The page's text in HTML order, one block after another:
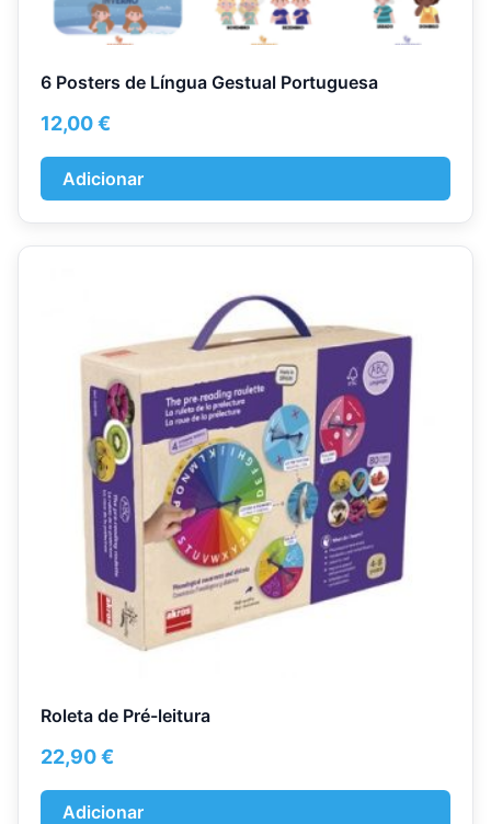
6 Posters de Língua Gestual Portuguesa
12,00€
Adicionar
Roleta de Pré-leitura
22,90€
Adicionar